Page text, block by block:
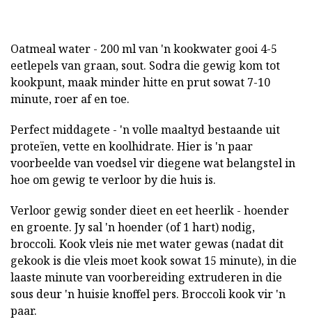
Oatmeal water - 200 ml van 'n kookwater gooi 4-5
eetlepels van graan, sout. Sodra die gewig kom tot
kookpunt, maak minder hitte en prut sowat 7-10
minute, roer af en toe.
Perfect middagete - 'n volle maaltyd bestaande uit
proteïen, vette en koolhidrate. Hier is 'n paar
voorbeelde van voedsel vir diegene wat belangstel in
hoe om gewig te verloor by die huis is.
Verloor gewig sonder dieet en eet heerlik - hoender
en groente. Jy sal 'n hoender (of 1 hart) nodig,
broccoli. Kook vleis nie met water gewas (nadat dit
gekook is die vleis moet kook sowat 15 minute), in die
laaste minute van voorbereiding extruderen in die
sous deur 'n huisie knoffel pers. Broccoli kook vir 'n
paar.